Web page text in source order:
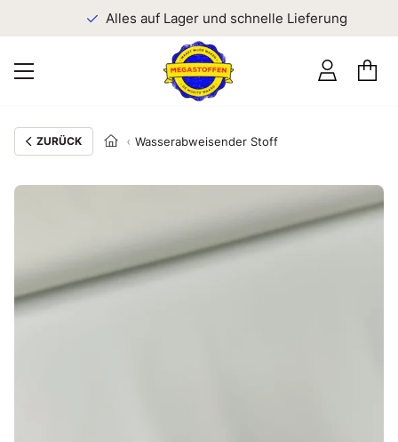
Alles auf Lager und schnelle Lieferung
ZURÜCK Wasserabweisender Stoff